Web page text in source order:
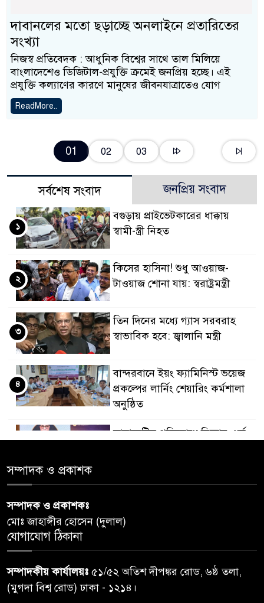
দাবানলের মতো ছড়াচ্ছে অনলাইনে প্রতারিতের
সংখ্যা
নিজস্ব প্রতিবেদক : আধুনিক বিশ্বের সাথে তাল মিলিয়ে
বাংলাদেশেও ডিজিটাল-প্রযুক্তি ক্রমেই জনপ্রিয় হচ্ছে। এই
প্রযুক্তি কল্যাণের কারণে মানুষের জীবনযাত্রাতেও যোগ
ReadMore..
01 02 03
সর্বশেষ সংবাদ জনপ্রিয় সংবাদ
বগুড়ায় প্রাইভেটকারের ধাক্কায়
স্বামী-স্ত্রী নিহত
১
কিসের হাসিনা! শুধু আওয়াজ-
টাওয়াজ শোনা যায়: স্বরাষ্ট্রমন্ত্রী
২
তিন দিনের মধ্যে গ্যাস সরবরাহ
স্বাভাবিক হবে: জ্বালানি মন্ত্রী
৩
বান্দরবানে ইয়ং ফ্যামিনিস্ট ভয়েজ
প্রকল্পের লার্নিং শেয়ারিং কর্মশালা
অনুষ্ঠিত
৪
ডায়াবেটিস প্রতিরোধে বিজ্ঞান, ধর্ম
৫
পেশ
৬
শেয়ার কেলেঙ্কারি: সাকিবের বিরুদ্ধে
তদন্ত শেষ পর্যায়ে, দ্রুত চার্জশিট
সম্পাদক ও প্রকাশক
সম্পাদক ও প্রকাশকঃ
মোঃ জাহাঙ্গীর হোসেন (দুলাল)
যোগাযোগ ঠিকানা
সম্পাদকীয় কার্যালয়ঃ ৫১/৫২ অতিশ দীপঙ্কর রোড, ৬ষ্ঠ তলা,
(মুগদা বিশ্ব রোড) ঢাকা - ১২১৪।